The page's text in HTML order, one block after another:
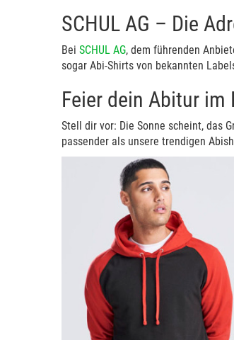
SCHUL AG – Die
Bei SCHUL AG, dem führenden
sogar Abi-Shirts von bekannten
Feier dein Abitur im
Stell dir vor: Die Sonne scheint, das
passender als unsere trendigen